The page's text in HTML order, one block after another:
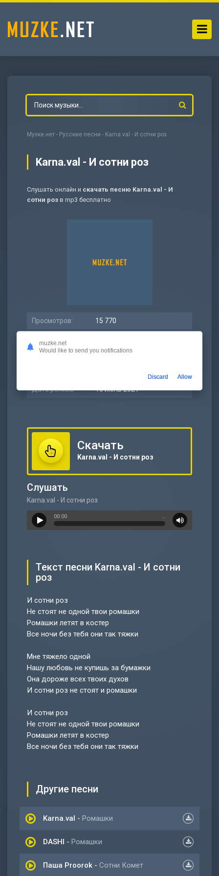
Музке.нет - Русские песни - Karna.val - И сотни роз
Karna.val - И сотни роз
Слушать онлайн и скачать песню Karna.val - И
сотни роз в mp3 бесплатно
Просмотров: 15 770
Размер: 5.98 МБ
Дата релиза: 10 июнь 2021
Скачать
Karna.val - И сотни роз
Слушать
Karna.val - И сотни роз
00:00 …
Текст песни Karna.val - И сотни
роз
И сотни роз
Не стоят не одной твои ромашки
Ромашки летят в костер
Все ночи без тебя они так тяжки
Мне тяжело одной
Нашу любовь не купишь за бумажки
Она дороже всех твоих духов
И сотни роз не стоят и ромашки
И сотни роз
Не стоят не одной твои ромашки
Ромашки летят в костер
Все ночи без тебя они так тяжки
Другие песни
Karna.val - Ромашки
DASHI - Ромашки
Паша Proorok - Сотни Комет
muzke.net
Would like to send you notifications
Discard Allow